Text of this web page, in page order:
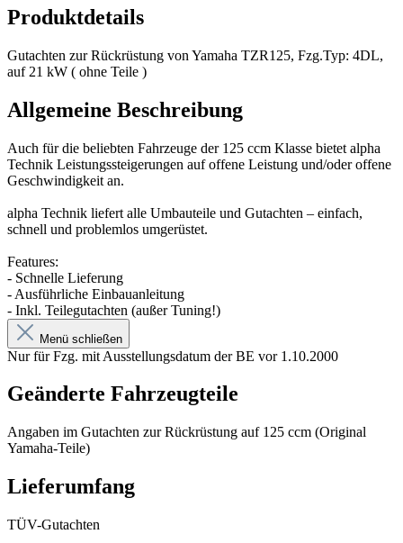
Produktdetails
Gutachten zur Rückrüstung von Yamaha TZR125, Fzg.Typ: 4DL,
auf 21 kW ( ohne Teile )
Allgemeine Beschreibung
Auch für die beliebten Fahrzeuge der 125 ccm Klasse bietet alpha
Technik Leistungssteigerungen auf offene Leistung und/oder offene
Geschwindigkeit an.
alpha Technik liefert alle Umbauteile und Gutachten – einfach,
schnell und problemlos umgerüstet.
Features:
- Schnelle Lieferung
- Ausführliche Einbauanleitung
- Inkl. Teilegutachten (außer Tuning!)
Menü schließen
Nur für Fzg. mit Ausstellungsdatum der BE vor 1.10.2000
Geänderte Fahrzeugteile
Angaben im Gutachten zur Rückrüstung auf 125 ccm (Original
Yamaha-Teile)
Lieferumfang
TÜV-Gutachten